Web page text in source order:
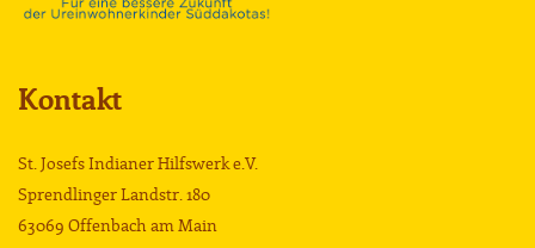
Kontakt
St. Josefs Indianer Hilfswerk e.V.
Sprendlinger Landstr. 180
63069 Offenbach am Main